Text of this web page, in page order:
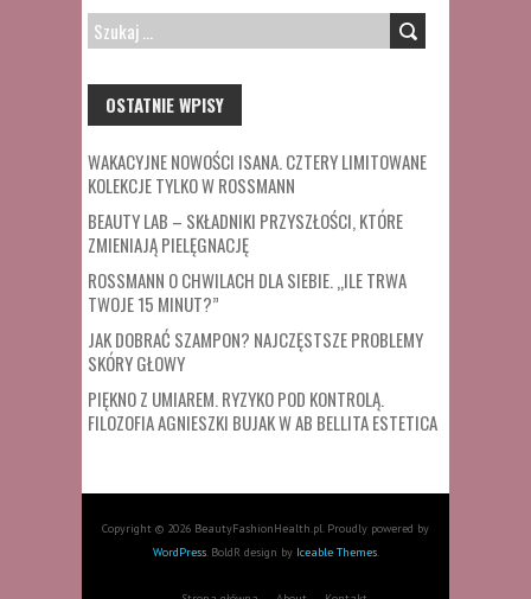
SZUKAJ:
OSTATNIE WPISY
WAKACYJNE NOWOŚCI ISANA. CZTERY LIMITOWANE
KOLEKCJE TYLKO W ROSSMANN
BEAUTY LAB – SKŁADNIKI PRZYSZŁOŚCI, KTÓRE
ZMIENIAJĄ PIELĘGNACJĘ
ROSSMANN O CHWILACH DLA SIEBIE. „ILE TRWA
TWOJE 15 MINUT?”
JAK DOBRAĆ SZAMPON? NAJCZĘSTSZE PROBLEMY
SKÓRY GŁOWY
PIĘKNO Z UMIAREM. RYZYKO POD KONTROLĄ.
FILOZOFIA AGNIESZKI BUJAK W AB BELLITA ESTETICA
Copyright © 2026 BeautyFashionHealth.pl. Proudly powered by
WordPress. BoldR design by Iceable Themes.